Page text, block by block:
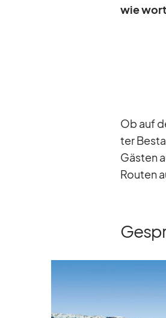
wie
Ob auf
ter
Gäs­ten
Rou­ten